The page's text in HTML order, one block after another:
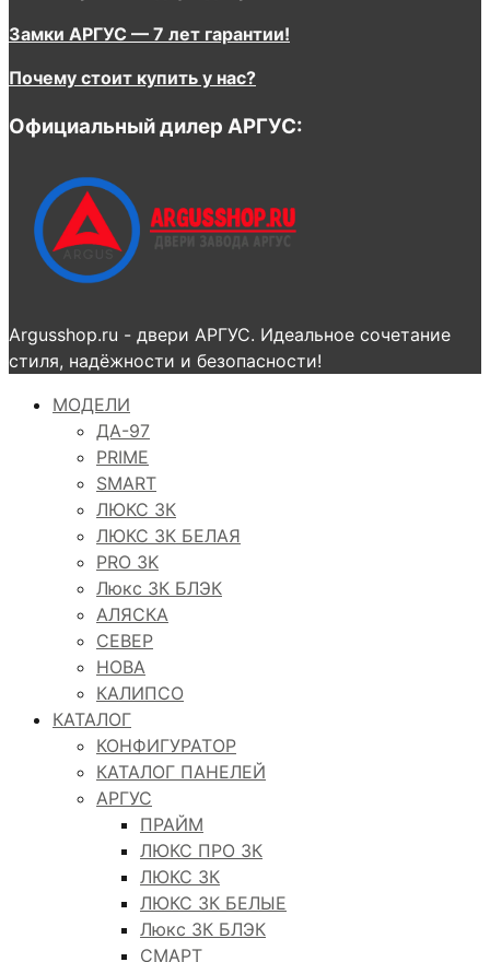
Замки АРГУС — 7 лет гарантии!
Почему стоит купить у нас?
Официальный дилер АРГУС:
Argusshop.ru - двери АРГУС. Идеальное сочетание
стиля, надёжности и безопасности!
МОДЕЛИ
ДА-97
PRIME
SMART
ЛЮКС 3К
ЛЮКС 3К БЕЛАЯ
PRO 3K
Люкс 3К БЛЭК
АЛЯСКА
СЕВЕР
НОВА
КАЛИПСО
КАТАЛОГ
КОНФИГУРАТОР
КАТАЛОГ ПАНЕЛЕЙ
АРГУС
ПРАЙМ
ЛЮКС ПРО 3К
ЛЮКС 3К
ЛЮКС 3К БЕЛЫЕ
Люкс 3К БЛЭК
СМАРТ